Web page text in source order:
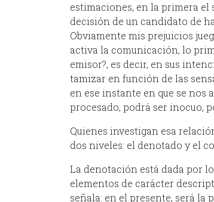
estimaciones, en la primera el
decisión de un candidato de
Obviamente mis prejuicios
activa la comunicación, lo
emisor?, es decir, en sus
tamizar en función de las
en ese instante en que se nos
procesado, podrá ser inocuo,
Quienes investigan esa
dos niveles: el denotado y el
La denotación está dada por
elementos de carácter
señala: en el presente, será la